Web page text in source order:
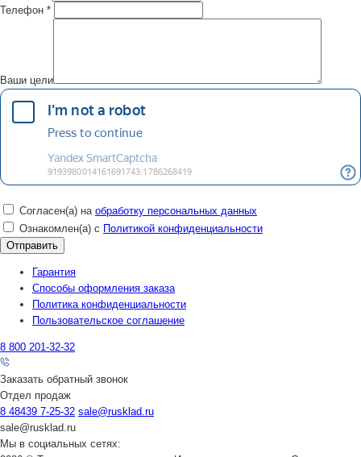
Телефон *
Ваши цели
Согласен(а) на обработку персональных данных
Ознакомлен(а) с Политикой конфиденциальности
Гарантия
Способы оформления заказа
Политика конфиденциальности
Пользовательское соглашение
8 800 201-32-32
Заказать обратный звонок
Отдел продаж
8 48439 7-25-32 sale@rusklad.ru
sale@rusklad.ru
Мы в социальных сетях: